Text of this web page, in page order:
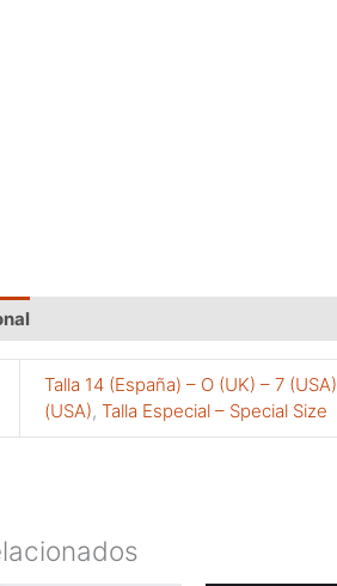
Talla 14 (España) – O (UK) – 7 (USA)
(USA),Talla Especial – Special Size